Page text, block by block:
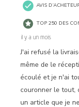
AVIS
TOP 250 DES
il y a un mois
J'ai refusé la
même de le
écoulé et je n'ai
couronner le tout,
un article que je